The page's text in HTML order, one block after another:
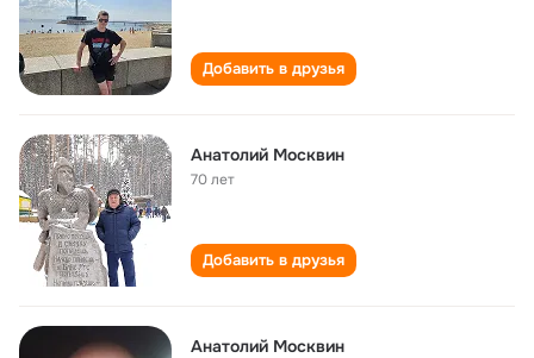
Добавить в друзья
Анатолий Москвин
70 лет
Добавить в друзья
Анатолий Москвин